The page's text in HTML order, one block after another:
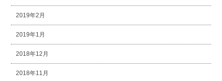
2019年2月
2019年1月
2018年12月
2018年11月